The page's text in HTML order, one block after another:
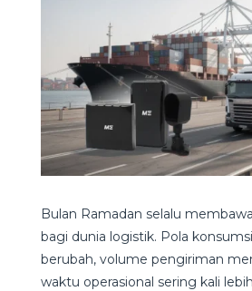
Bulan Ramadan selalu
bagi dunia logistik. Pola
berubah, volume pengiriman
waktu operasional sering kali